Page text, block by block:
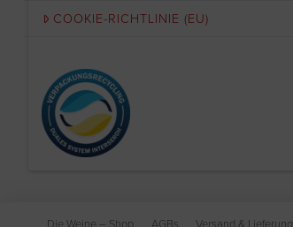
COOKIE-RICHTLINIE (EU)